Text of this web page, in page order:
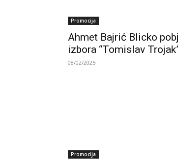
Promocija
Ahmet Bajrić Blicko
izbora “Tomislav
08/02/2025
Promocija